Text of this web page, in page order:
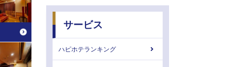
サービス
ハピホテランキング